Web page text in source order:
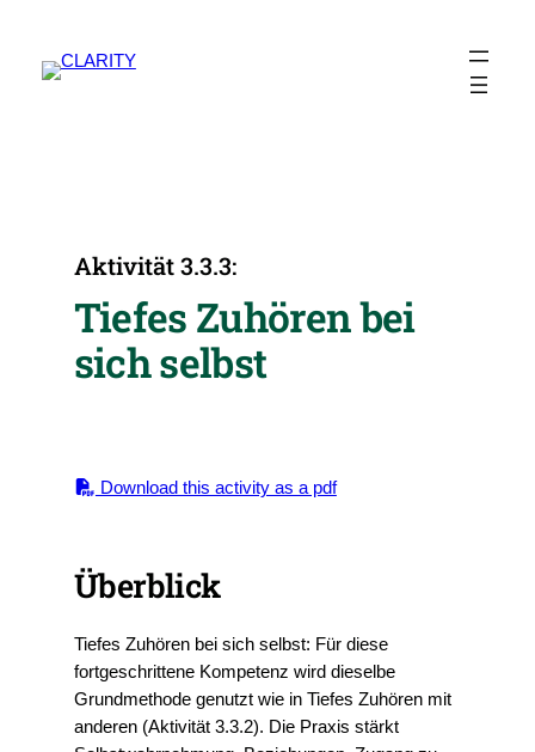
springen
Aktivität 3.3.3:
Tiefes Zuhören bei
sich selbst
Download this activity as a pdf
Überblick
Tiefes Zuhören bei sich selbst: Für diese
fortgeschrittene Kompetenz wird dieselbe
Grundmethode genutzt wie in Tiefes Zuhören mit
anderen (Aktivität 3.3.2). Die Praxis stärkt